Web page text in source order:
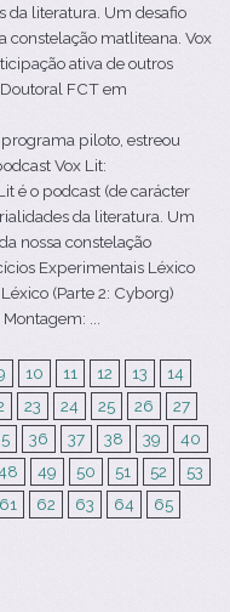
da literatura. Um desafio
constelação matliteana. Vox
ativa de outros
FCT em
piloto, estreou
Vox Lit:
é o podcast (de carácter
da literatura. Um
nossa constelação
Experimentais Léxico
(Parte 2: Cyborg)
...
10 11 12 13
14
23 24 25 26
27
36 37 38 39
40
49 50 51 52
53
61 62 63 64
65